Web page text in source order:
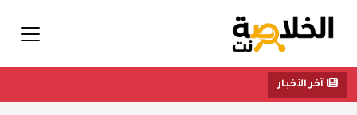
آخر الأخبار